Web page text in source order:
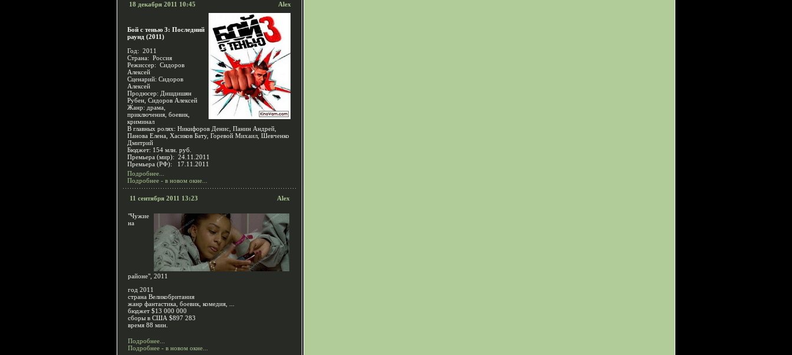
18 декабря 2011 10:45 Alex
Бой с тенью 3: Последний
раунд (2011)
Год: 2011
Страна: Россия
Режиссер: Сидоров
Алексей
Сценарий: Сидоров
Алексей
Продюсер: Дишдишян
Рубен, Сидоров Алексей
Жанр: драма,
приключения, боевик,
криминал
В главных ролях: Никифоров Денис, Панин Андрей,
Панова Елена, Хасиков Бату, Горевой Михаил, Шевченко
Дмитрий
Бюджет: 154 млн. руб.
Премьера (мир): 24.11.2011
Премьера (РФ): 17.11.2011
Подробнее...
Подробнее - в новом окне...
11 сентября 2011 13:23 Alex
"Чужие
на
районе", 2011
год 2011
страна Великобритания
жанр фантастика, боевик, комедия, ...
бюджет $13 000 000
сборы в США $897 283
время 88 мин.
Подробнее...
Подробнее - в новом окне...